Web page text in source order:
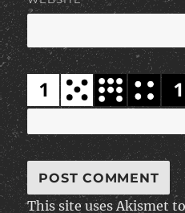
This site uses Akismet